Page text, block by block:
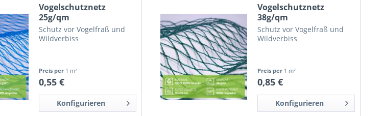
Vogelschutznetz
25g/qm
Schutz vor Vogelfraß und
Wildverbiss
Preis per 1 m²
0,55 €
Konfigurieren
Vogelschutznetz
38g/qm
Schutz vor Vogelfraß und
Wildverbiss
Preis per 1 m²
0,85 €
Konfigurieren